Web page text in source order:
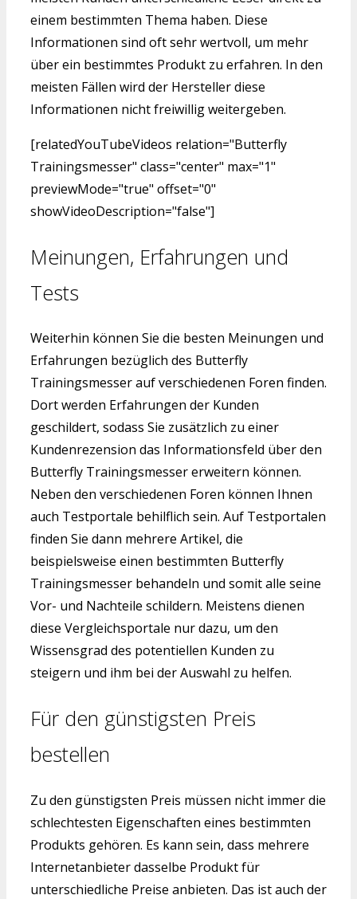
einem bestimmten Thema haben. Diese
Informationen sind oft sehr wertvoll, um mehr
über ein bestimmtes Produkt zu erfahren. In den
meisten Fällen wird der Hersteller diese
Informationen nicht freiwillig weitergeben.
[relatedYouTubeVideos relation="Butterfly
Trainingsmesser" class="center" max="1"
previewMode="true" offset="0"
showVideoDescription="false"]
Meinungen, Erfahrungen und
Tests
Weiterhin können Sie die besten Meinungen und
Erfahrungen bezüglich des Butterfly
Trainingsmesser auf verschiedenen Foren finden.
Dort werden Erfahrungen der Kunden
geschildert, sodass Sie zusätzlich zu einer
Kundenrezension das Informationsfeld über den
Butterfly Trainingsmesser erweitern können.
Neben den verschiedenen Foren können Ihnen
auch Testportale behilflich sein. Auf Testportalen
finden Sie dann mehrere Artikel, die
beispielsweise einen bestimmten Butterfly
Trainingsmesser behandeln und somit alle seine
Vor- und Nachteile schildern. Meistens dienen
diese Vergleichsportale nur dazu, um den
Wissensgrad des potentiellen Kunden zu
steigern und ihm bei der Auswahl zu helfen.
Für den günstigsten Preis
bestellen
Zu den günstigsten Preis müssen nicht immer die
schlechtesten Eigenschaften eines bestimmten
Produkts gehören. Es kann sein, dass mehrere
Internetanbieter dasselbe Produkt für
unterschiedliche Preise anbieten. Das ist auch der